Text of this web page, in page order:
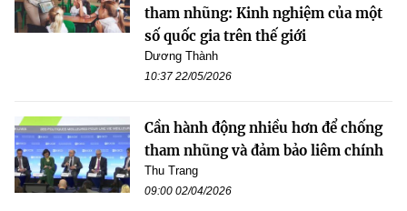
tham nhũng: Kinh nghiệm của một
số quốc gia trên thế giới
Dương Thành
10:37 22/05/2026
Cần hành động nhiều hơn để chống
tham nhũng và đảm bảo liêm chính
Thu Trang
09:00 02/04/2026